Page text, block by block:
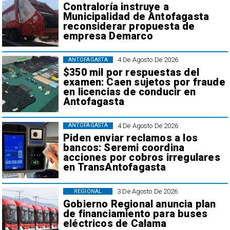
Contraloría instruye a
Municipalidad de Antofagasta
reconsiderar propuesta de
empresa Demarco
4 De Agosto De 2026
$350 mil por respuestas del
examen: Caen sujetos por fraude
en licencias de conducir en
Antofagasta
ANTOFAGASTA
4 De Agosto De 2026
Piden enviar reclamos a los
bancos: Seremi coordina
acciones por cobros irregulares
en TransAntofagasta
ANTOFAGASTA
3 De Agosto De 2026
Gobierno Regional anuncia plan
de financiamiento para buses
eléctricos de Calama
REGIONAL